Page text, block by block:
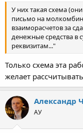
У них такая схема
письмо на
взаиморасчетов за
денежные средства в
реквизитам..."
Только схема эта
желает
Александр
АУ